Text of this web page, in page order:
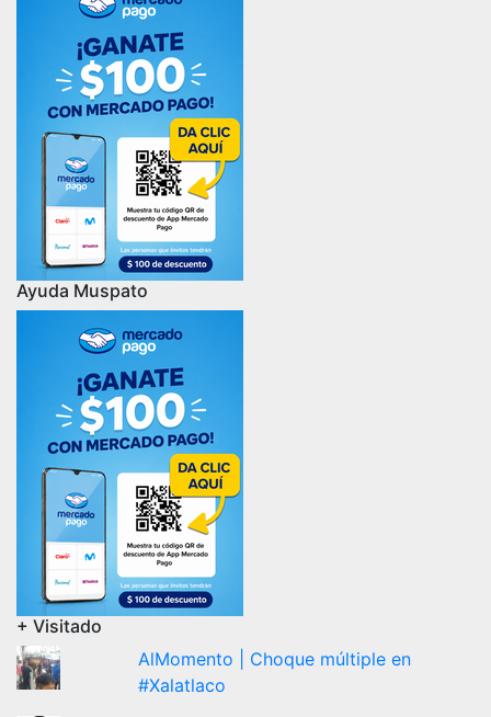
Ayuda Muspato
+ Visitado
AlMomento | Choque múltiple en
#Xalatlaco